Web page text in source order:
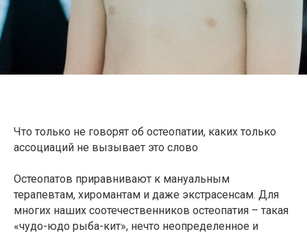
Что только не говорят об остеопатии, каких только
ассоциаций не вызывает это слово
Остеопатов приравнивают к мануальным
терапевтам, хиромантам и даже экстрасенсам. Для
многих наших соотечественников остеопатия – такая
«чудо-юдо рыба-кит», нечто неопределенное и